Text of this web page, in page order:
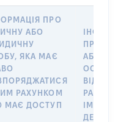
ПРО
АБО
ЯКА МАЄ
РАХУНКОМ
МАЄ ДОСТУП
ПРО
АБО
ОСОБУ,
ІМ’Я